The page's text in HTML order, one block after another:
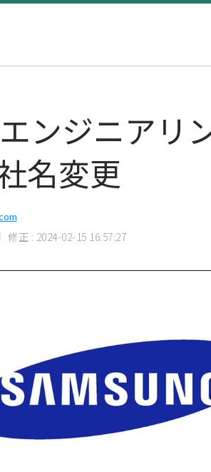
ンジニアリ
名変更
修正 : 2024-02-15 16:57:27